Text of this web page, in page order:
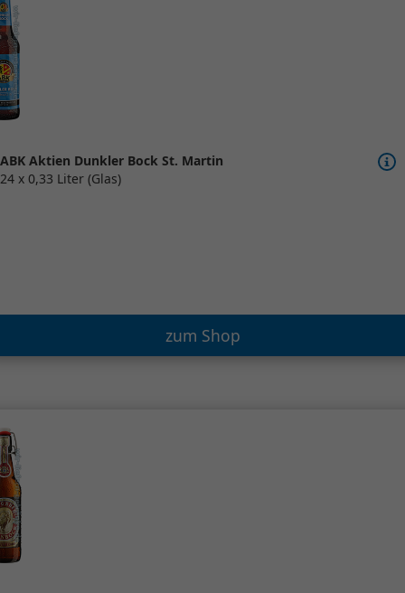
ABK Aktien Dunkler Bock St. Martin
24 x 0,33 Liter (Glas)
zum Shop